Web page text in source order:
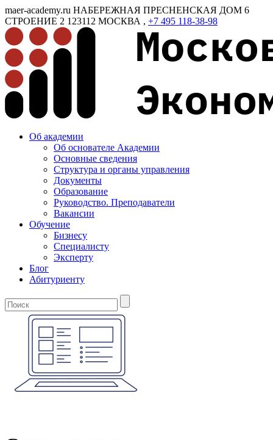
maer-academy.ru НАБЕРЕЖНАЯ ПРЕСНЕНСКАЯ ДОМ 6
СТРОЕНИЕ 2 123112 МОСКВА , +7 495 118-38-98
Об академии
Об основателе Академии
Основные сведения
Структура и органы управления
Документы
Образование
Руководство. Преподаватели
Вакансии
Обучение
Бизнесу
Специалисту
Эксперту
Блог
Абитуриенту